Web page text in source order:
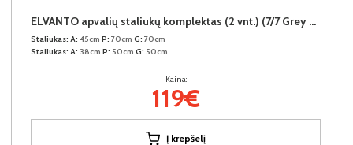
ELVANTO apvalių staliukų komplektas (2 vnt.) (7/7 Grey Gloss)
Staliukas: A: 45cm P: 70cm G: 70cm
Staliukas: A: 38cm P: 50cm G: 50cm
Kaina:
119€
Į krepšelį